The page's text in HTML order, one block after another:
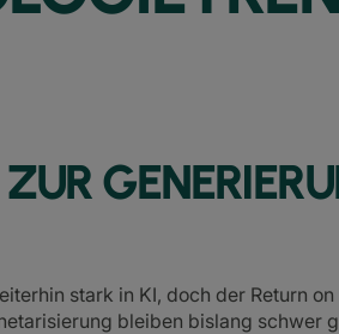
stark in KI, doch der Return
bleiben bislang schwer